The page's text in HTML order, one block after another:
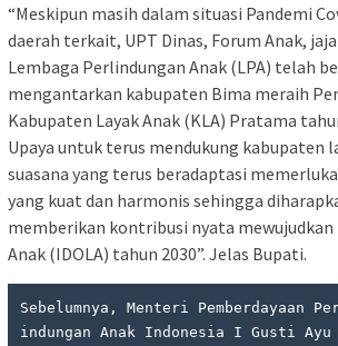
“Meskipun masih dalam situasi Pandemi
daerah terkait, UPT Dinas, Forum Anak,
Lembaga Perlindungan Anak (LPA) telah
mengantarkan kabupaten Bima meraih
Kabupaten Layak Anak (KLA) Pratama
Upaya untuk terus mendukung kabupaten
suasana yang terus beradaptasi
yang kuat dan harmonis sehingga
memberikan kontribusi nyata mewujudkan
Anak (IDOLA) tahun 2030”. Jelas Bupati.
Sebelumnya, Menteri Pemberdayaan
indungan Anak Indonesia I Gusti Ayu